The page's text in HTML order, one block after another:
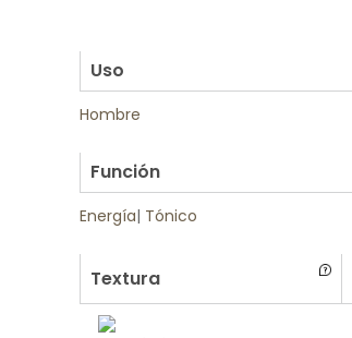
Uso
Hombre
Función
Energía| Tónico
Textura